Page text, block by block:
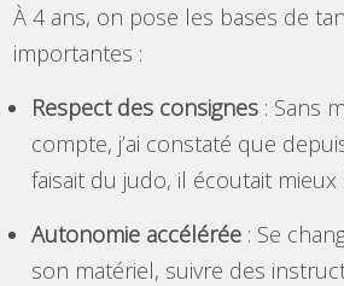
À 4 ans, on pose les bases de
importantes :
Respect des consignes : Sans
compte, j’ai constaté que
faisait du judo, il écoutait mieux
Autonomie accélérée : Se
son matériel, suivre des